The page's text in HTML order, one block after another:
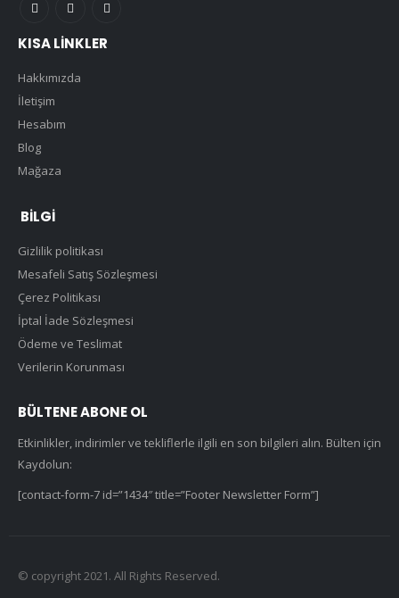
KISA LINKLER
Hakkımızda
İletişim
Hesabım
Blog
Mağaza
BILGI
Gizlilik politikası
Mesafeli Satış Sözleşmesi
Çerez Politikası
İptal İade Sözleşmesi
Ödeme ve Teslimat
Verilerin Korunması
BÜLTENE ABONE OL
Etkinlikler, indirimler ve tekliflerle ilgili en son bilgileri alın. Bülten için
Kaydolun:
[contact-form-7 id=”1434″ title=”Footer Newsletter Form”]
© copyright 2021. All Rights Reserved.